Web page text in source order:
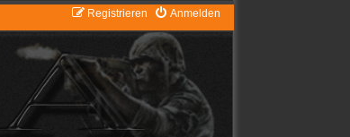
Anmelden
Registrieren